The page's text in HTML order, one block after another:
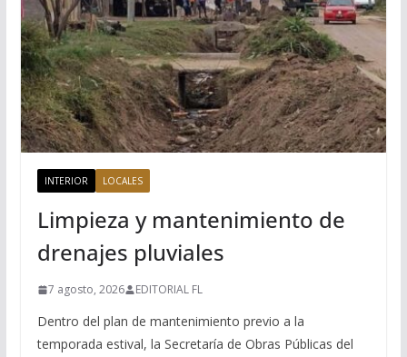
INTERIOR LOCALES
Limpieza y mantenimiento de
drenajes pluviales
7 agosto, 2026 EDITORIAL FL
Dentro del plan de mantenimiento previo a la
temporada estival, la Secretaría de Obras Públicas del